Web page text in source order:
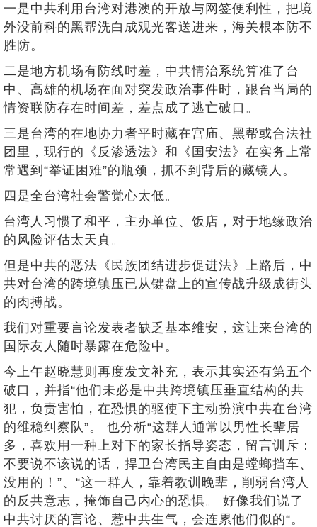
一是中共利用台湾对港澳的开放与网签便利性，把境
外没前科的黑帮洗白成观光客送进来，海关根本防不
胜防。
二是地方机场有防线时差，中共情治系统算准了台
中、高雄的机场在面对突发政治事件时，跟台当局的
情资联防存在时间差，差点成了逃亡破口。
三是台湾的在地协力者平时藏在宫庙、黑帮或合法社
团里，现行的《反渗透法》和《国安法》在实务上常
常遇到“举证困难”的瓶颈，抓不到背后的藏镜人。
四是全台湾社会警觉心太低。
台湾人习惯了和平，主办单位、饭店，对于地缘政治
的风险评估太天真。
但是中共的恶法《民族团结进步促进法》上路后，中
共对台湾的跨境镇压已从键盘上的宣传战升级成街头
的肉搏战。
我们对重要言论发表者缺乏基本维安，这让来台湾的
国际友人随时暴露在危险中。
今上午赵晓慧则再度发文补充，表示其实还有第五个
破口，并指“他们未必是中共跨境镇压垂直结构的共
犯，负责害怕，在恐惧的驱使下主动扮演中共在台湾
的维稳纠察队”。 也分析“这群人通常以男性长辈居
多，喜欢用一种上对下的家长指导姿态，留言训斥：
不要说不该说的话，捍卫台湾民主自由是螳螂挡车、
没用的！”、“这一群人，靠着教训晚辈，削弱台湾人
的反共意志，掩饰自己内心的恐惧。 好像我们说了
中共讨厌的言论、惹中共生气，会连累他们似的“。